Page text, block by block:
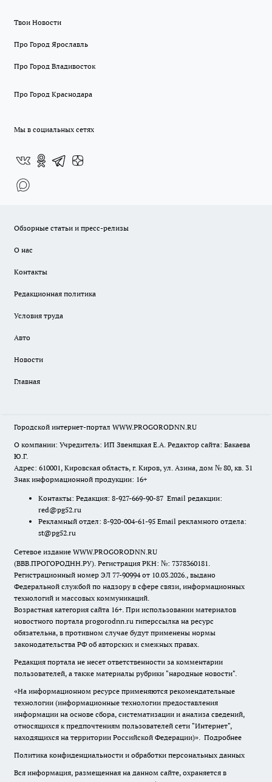
Твои Новости
Про Город Ярославль
Про Город Владивосток
Про Город Краснодара
Мы в социальных сетях
Обзорные статьи и пресс-релизы
О нас
Контакты
Редакционная политика
Условия труда
Авто
Новости
Главная
Городской интернет-портал WWW.PROGORODNN.RU
О компании: Учредитель: ИП Звеняцкая Е.А. Редактор сайта: Бакаева
Ю.Г.
Адрес: 610001, Кировская область, г. Киров, ул. Азина, дом № 80, кв. 31
Знак информационной продукции: 16+
Контакты: Редакция: 8-927-669-90-87 Email редакции:
red@pg52.ru
Рекламный отдел: 8-920-004-61-95 Email рекламного отдела:
st@pg52.ru
Сетевое издание WWW.PROGORODNN.RU
(ВВВ.ПРОГОРОДНН.РУ). Регистрация РКН: №: 7378360181.
Регистрационный номер ЭЛ 77-90994 от 10.03.2026., выдано
Федеральной службой по надзору в сфере связи, информационных
технологий и массовых коммуникаций.
Возрастная категория сайта 16+. При использовании материалов
новостного портала progorodnn.ru гиперссылка на ресурс
обязательна, в противном случае будут применены нормы
законодательства РФ об авторских и смежных правах.
Редакция портала не несет ответственности за комментарии
пользователей, а также материалы рубрики "народные новости".
«На информационном ресурсе применяются рекомендательные
технологии (информационные технологии предоставления
информации на основе сбора, систематизации и анализа сведений,
относящихся к предпочтениям пользователей сети "Интернет",
находящихся на территории Российской Федерации)». Подробнее
Политика конфиденциальности и обработки персональных данных
Вся информация, размещенная на данном сайте, охраняется в